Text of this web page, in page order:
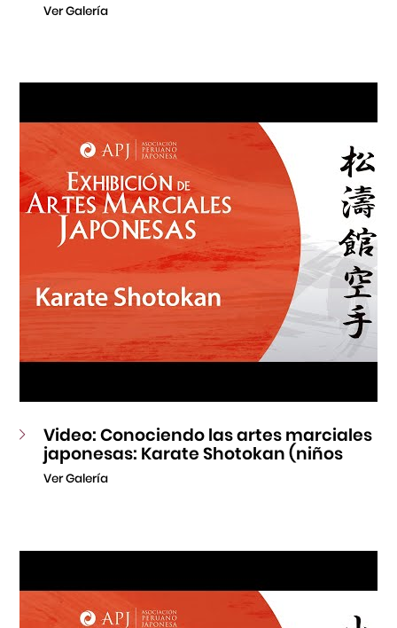
Ver Galería
Video: Conociendo las artes marciales
japonesas: Karate Shotokan (niños
Ver Galería